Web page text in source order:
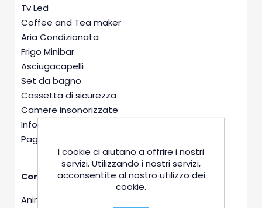
Tv Led
Coffee and Tea maker
Aria Condizionata
Frigo Minibar
Asciugacapelli
Set da bagno
Cassetta di sicurezza
Camere insonorizzate
Informazioni turistiche
Pagamenti con carte di credito
Condizioni
Animali non ammessi
I cookie ci aiutano a offrire i nostri
servizi. Utilizzando i nostri servizi,
acconsentite al nostro utilizzo dei
cookie.